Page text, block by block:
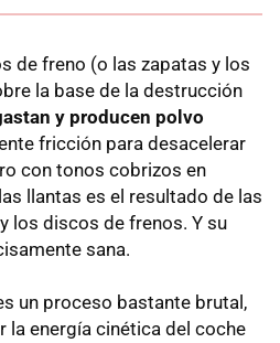
de freno (o las zapatas y los
la base de la destrucción
y producen polvo
fricción para desacelerar
con tonos cobrizos en
llantas es el resultado de las
los discos de frenos. Y su
sana.
un proceso bastante brutal,
la energía cinética del coche